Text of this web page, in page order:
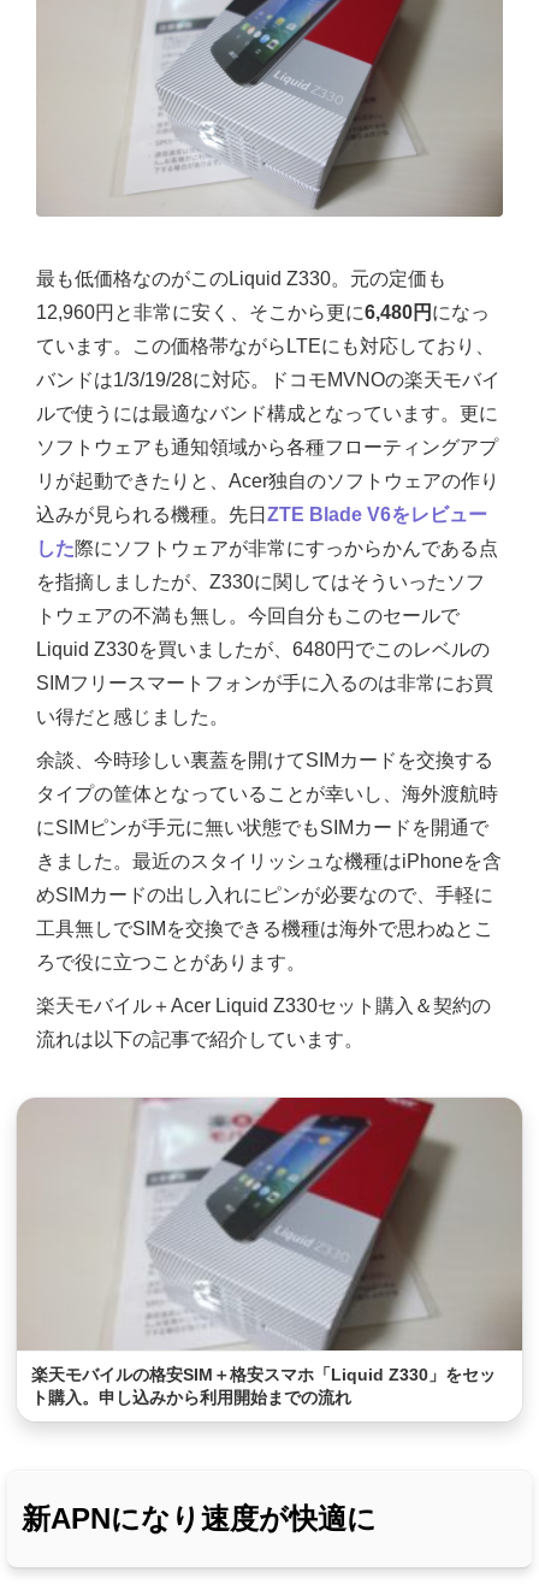
最も低価格なのがこのLiquid Z330。元の定価も
12,960円と非常に安く、そこから更に6,480円 になっ
ています。この価格帯ながらLTEにも対応しており、
バンドは1/3/19/28に対応。ドコモMVNOの楽天モバイ
ルで使うには最適なバンド構成となっています。更に
ソフトウェアも通知領域から各種フローティングアプ
リが起動できたりと、Acer独自のソフトウェアの作り
込みが見られる機種。先日 ZTE Blade V6をレビュー
した際にソフトウェアが非常にすっからかんである点
を指摘しましたが、Z330に関してはそういったソフ
トウェアの不満も無し。今回自分もこのセールで
Liquid Z330を買いましたが、6480円でこのレベルの
SIMフリースマートフォンが手に入るのは非常にお買
い得だと感じました。
余談、今時珍しい裏蓋を開けてSIMカードを交換する
タイプの筐体となっていることが幸いし、海外渡航時
にSIMピンが手元に無い状態でもSIMカードを開通で
きました。最近のスタイリッシュな機種はiPhoneを含
めSIMカードの出し入れにピンが必要なので、手軽に
工具無しでSIMを交換できる機種は海外で思わぬとこ
ろで役に立つことがあります。
楽天モバイル＋Acer Liquid Z330セット購入＆契約の
流れは以下の記事で紹介しています。
楽天モバイルの格安SIM＋格安スマホ「Liquid Z330」をセッ
ト購入。申し込みから利用開始までの流れ
新APNになり速度が快適に